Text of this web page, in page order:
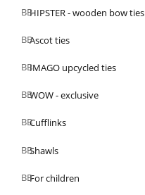
HIPSTER - wooden bow ties
Ascot ties
IMAGO upcycled ties
WOW - exclusive
Cufflinks
Shawls
For children